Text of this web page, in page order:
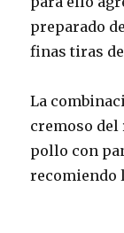
preparado
finas tiras
La
cremoso del
pollo con
recomiendo